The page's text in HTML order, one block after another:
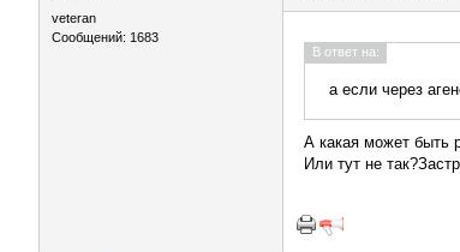
veteran
Сообщений: 1683
В ответ на:
а если через
А какая может быть
Или тут не